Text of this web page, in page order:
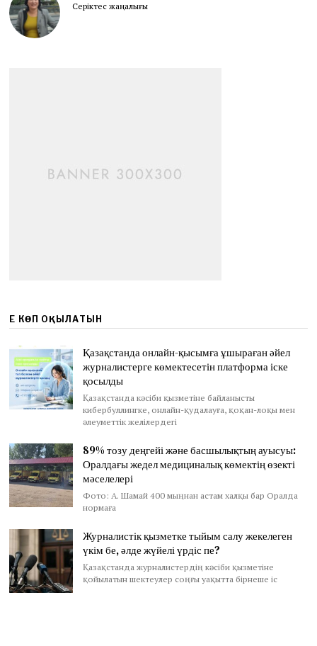
Серіктес жаңалығы
ЕҢ КӨП ОҚЫЛАТЫН
Қазақстанда онлайн-қысымға ұшыраған әйел
журналистерге көмектесетін платформа іске
қосылды
Қазақстанда кәсіби қызметіне байланысты
кибербуллингке, онлайн-қудалауға, қоқан-лоқы мен
әлеуметтік желілердегі
89% тозу деңгейі және басшылықтың ауысуы:
Оралдағы жедел медициналық көмектің өзекті
мәселелері
Фото: А. Шамай 400 мыңнан астам халқы бар Оралда
нормаға
Журналистік қызметке тыйым салу жекелеген
үкім бе, әлде жүйелі үрдіс пе?
Қазақстанда журналистердің кәсіби қызметіне
қойылатын шектеулер соңғы уақытта бірнеше іс